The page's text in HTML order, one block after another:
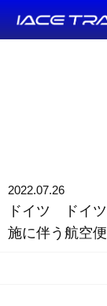
2022.07.26
ドイツ ドイ
施に伴う航空